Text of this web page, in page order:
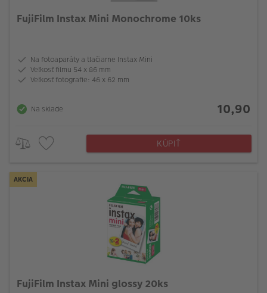
FujiFilm Instax Mini Monochrome 10ks
Na fotoaparáty a tlačiarne Instax Mini
Veľkosť filmu 54 x 86 mm
Veľkosť fotografie: 46 x 62 mm
Na sklade 10,90
KÚPIŤ
AKCIA
FujiFilm Instax Mini glossy 20ks